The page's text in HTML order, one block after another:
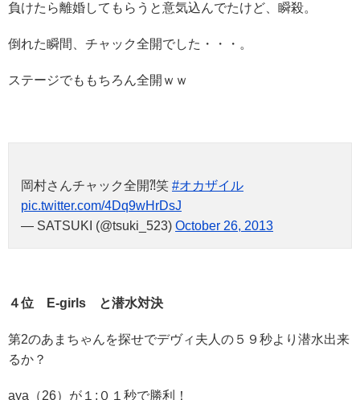
負けたら離婚してもらうと意気込んでたけど、瞬殺。
倒れた瞬間、チャック全開でした・・・。
ステージでももちろん全開ｗｗ
岡村さんチャック全開⁈笑 #オカザイル
pic.twitter.com/4Dq9wHrDsJ
— SATSUKI (@tsuki_523) October 26, 2013
４位 E-girls と潜水対決
第2のあまちゃんを探せでデヴィ夫人の５９秒より潜水出来
るか？
aya（26）が１:０１秒で勝利！